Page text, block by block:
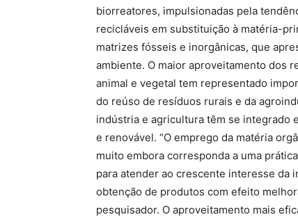
biorreatores, impulsionadas pela
recicláveis em substituição à matéria-
matrizes fósseis e inorgânicas, que
ambiente. O maior aproveitamento dos
animal e vegetal tem representado
do reúso de resíduos rurais e da
indústria e agricultura têm se integrado
e renovável. “O emprego da matéria
muito embora corresponda a uma
para atender ao crescente interesse da
obtenção de produtos com efeito
pesquisador. O aproveitamento mais